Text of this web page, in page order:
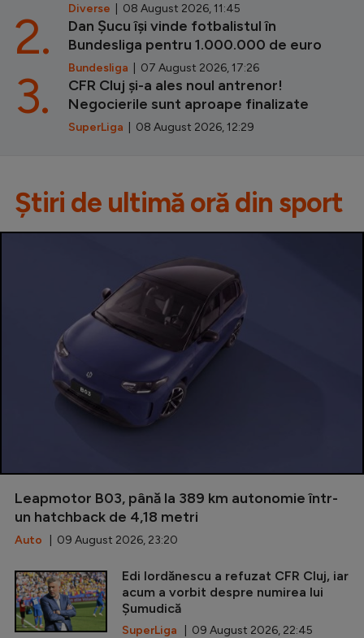
Diverse | 08 August 2026, 11:45
Dan Șucu își vinde fotbalistul în
Bundesliga pentru 1.000.000 de euro
Bundesliga | 07 August 2026, 17:26
2.
CFR Cluj și-a ales noul antrenor!
Negocierile sunt aproape finalizate
SuperLiga | 08 August 2026, 12:29
3.
Știri de ultimă oră din sport
Leapmotor B03, până la 389 km autonomie într-
un hatchback de 4,18 metri
Auto | 09 August 2026, 23:20
Edi Iordănescu a refuzat CFR Cluj, iar
acum a vorbit despre numirea lui
Șumudică
SuperLiga | 09 August 2026, 22:45